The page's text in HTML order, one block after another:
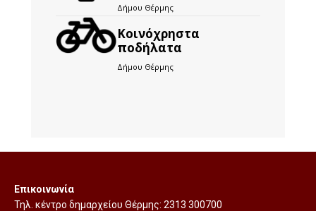
Δήμου Θέρμης
Kοινόχρηστα
ποδήλατα
Δήμου Θέρμης
Επικοινωνία
Τηλ. κέντρο δημαρχείου Θέρμης: 2313 300700